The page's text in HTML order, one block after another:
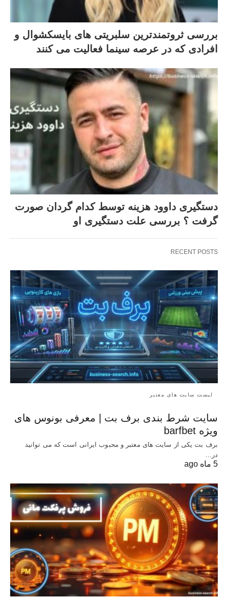
بررسی ثروتمندترین سلبریتی های بایسکشوال و
افرادی که در عرصه سینما فعالیت می کنند
دستگیری داوود هزینه توسط کدام گردان صورت
گرفت ؟ بررسی علت دستگیری او
RECENT POSTS
لیست سایت های معتبر
سایت شرط بندی برف بت | معرفی بونوس‌ های
ویژه barfbet
برف بت یکی از سایت های معتبر و محبوب ایرانی است که می توانید
در…
5 ماه ago